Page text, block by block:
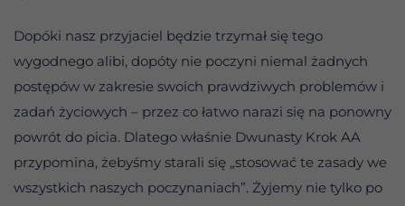
Dopóki nasz przyjaciel będzie trzymał się tego
wygodnego alibi, dopóty nie poczyni niemal żadnych
postępów w zakresie swoich prawdziwych problemów i
zadań życiowych – przez co łatwo narazi się na ponowny
powrót do picia. Dlatego właśnie Dwunasty Krok AA
przypomina, żebyśmy starali się „stosować te zasady we
wszystkich naszych poczynaniach”. Żyjemy nie tylko po